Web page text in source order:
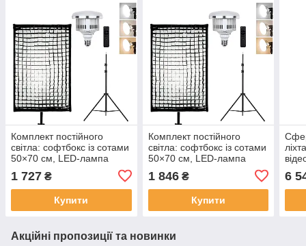
Комплект постійного
світла: софтбокс із сотами
50×70 см, LED-лампа
105W (105 Вт) з пультом
та штативом, регулювання
яскравості
1 727 ₴
Купити
Комплект постійного
світла: софтбокс із сотами
50×70 см, LED-лампа
150W (150 Вт) з пультом
та штативом, регулювання
яскравості
1 846₴
Купити
6
Акційні пропозиції та новинки